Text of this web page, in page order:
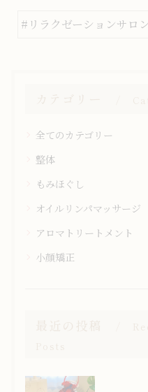
#リラクゼーションサロン
全てのカテゴリー
整体
もみほぐし
オイルリンパマッサージ
アロマトリートメント
小顔矯正